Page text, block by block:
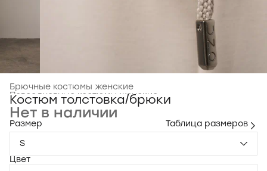
Брючные костюмы женские
Повседневные костюмы женские ›
Одежда для женщин ›
Главная ›
Костюм толстовка/брюки
Нет в наличии
Размер
Таблица размеров
S
Цвет